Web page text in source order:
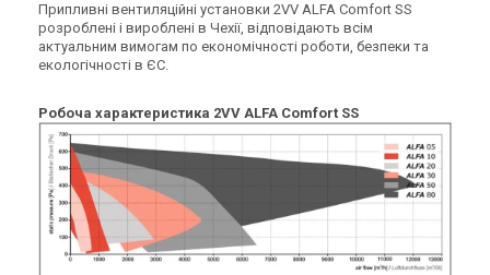
Припливна установка 2VV
ALFA-C-10EN-D(P/L)-2
Ціна
Купити
Припливна установка 2VV
ALFA-C-20EN-D(P/L)-2
Купити
Під замовлення Залишити відгук Під замовлення Залишити відгук
Припливні вентиляційні установки 2VV ALFA Comfort SS
розроблені і вироблені в Чехії, відповідають всім
актуальним вимогам по економічності роботи, безпеки та
екологічності в ЄС.
Робоча характеристика 2VV ALFA Comfort SS